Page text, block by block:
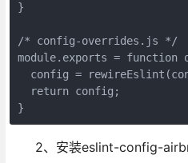
}
/* config-overrides.js */
module.exports =
config =
  return config;
}
2、安装eslint-config-